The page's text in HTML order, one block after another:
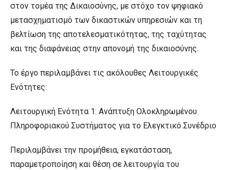
στον τομέα της Δικαιοσύνης, με στόχο τον ψηφιακό
μετασχηματισμό των δικαστικών υπηρεσιών και τη
βελτίωση της αποτελεσματικότητας, της ταχύτητας
και της διαφάνειας στην απονομή της δικαιοσύνης.
Το έργο περιλαμβάνει τις ακόλουθες Λειτουργικές
Ενότητες:
Λειτουργική Ενότητα 1: Ανάπτυξη Ολοκληρωμένου
Πληροφοριακού Συστήματος για το Ελεγκτικό Συνέδριο
Περιλαμβάνει την προμήθεια, εγκατάσταση,
παραμετροποίηση και θέση σε λειτουργία του